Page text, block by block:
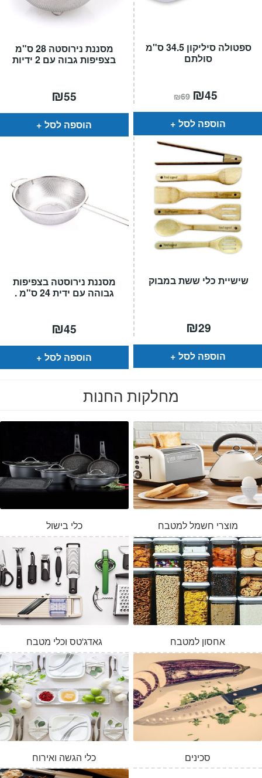
מסננת נירוסטה 28 ס"מ
בצפיפות גבוה עם 2 ידיות
₪55
הוספה לסל
ספטולה סיליקון 34.5 ס"מ
סולתם
₪69 המחיר
המקורי
היה:
₪69.
₪45
הוא:
הוספה לסל
מסננת נירוסטה בצפיפות
גבוהה עם ידית 24 ס"מ .
₪45
הוספה לסל
שישיית כלי ששת במבוק
₪29
הוספה לסל
מחלקות החנות
כלי בישול מוצרי חשמל למטבח
גאדג'טס וכלי מטבח אחסון למטבח
כלי הגשה ואירוח סכינים